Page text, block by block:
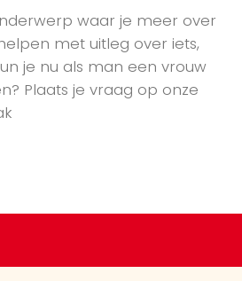
waar je meer over
met uitleg over iets,
je nu als man een vrouw
Plaats je vraag op onze